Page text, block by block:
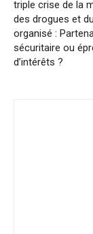
triple crise de la
des drogues et
organisé :
sécuritaire ou
d’intérêts ?